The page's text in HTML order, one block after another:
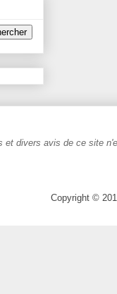
et divers avis de ce site
Copyright ©